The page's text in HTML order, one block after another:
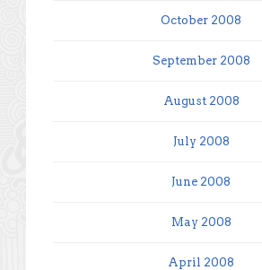
October 2008
September 2008
August 2008
July 2008
June 2008
May 2008
April 2008